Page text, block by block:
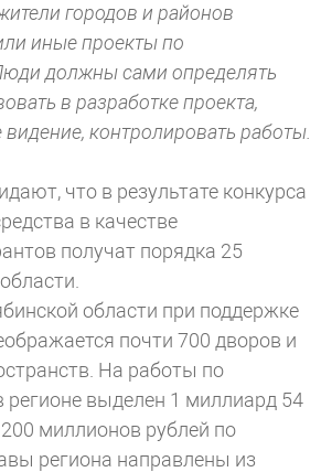
городов и районов
иные проекты по
должны сами определять
в разработке проекта,
контролировать работы.
что в результате конкурса
в качестве
получат порядка 25
области при поддержке
почти 700 дворов и
На работы по
регионе выделен 1 миллиард 54
миллионов рублей по
региона направлены из